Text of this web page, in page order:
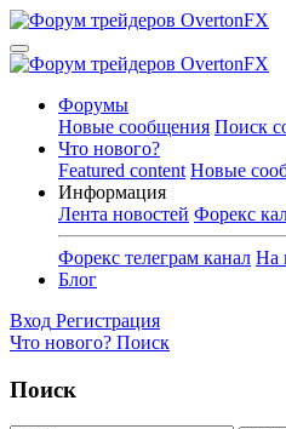
Форумы
Новые сообщения Поиск
Что нового?
Featured content Новые
Информация
Лента новостей Форекс
Форекс телеграм канал На
Блог
Вход Регистрация
Что нового? Поиск
Поиск